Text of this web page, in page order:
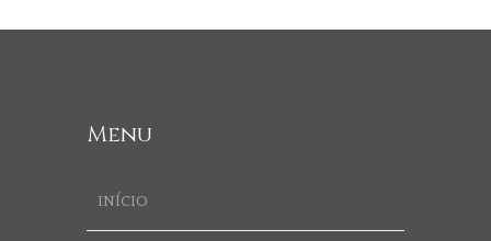
Menu
INÍCIO